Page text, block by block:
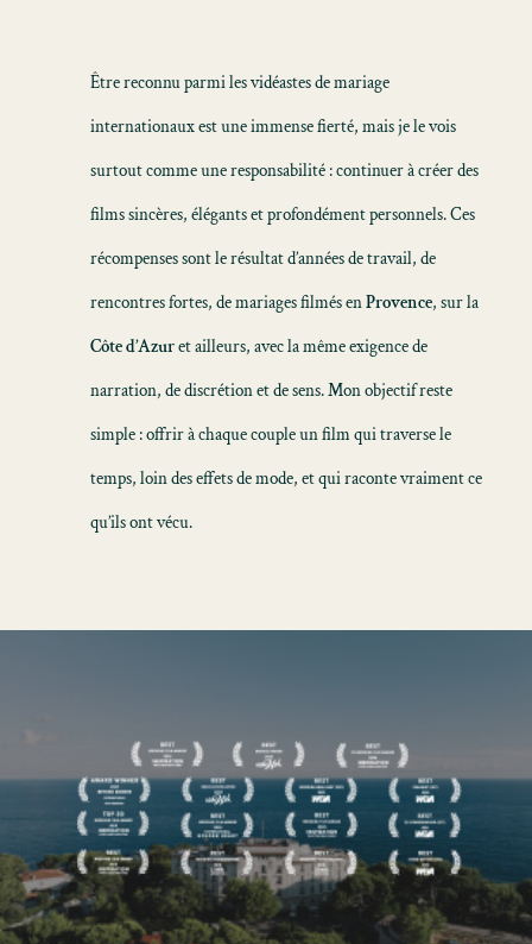
Être reconnu parmi les vidéastes de mariage
internationaux est une immense fierté, mais je le vois
surtout comme une responsabilité : continuer à créer des
films sincères, élégants et profondément personnels. Ces
récompenses sont le résultat d’années de travail, de
rencontres fortes, de mariages filmés enProvence, sur la
Côte d’Azuret ailleurs, avec la même exigence de
narration, de discrétion et de sens. Mon objectif reste
simple : offrir à chaque couple un film qui traverse le
temps, loin des effets de mode, et qui raconte vraiment ce
qu’ils ont vécu.